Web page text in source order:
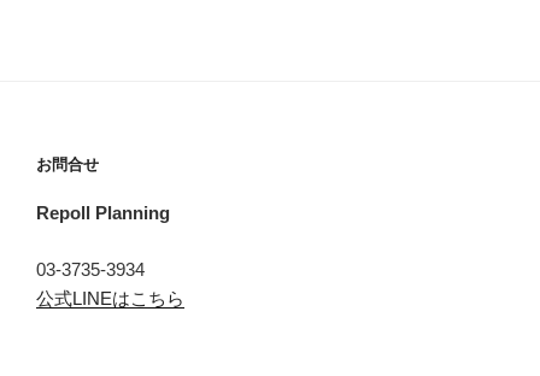
お問合せ
Repoll Planning
03-3735-3934
公式LINEはこちら